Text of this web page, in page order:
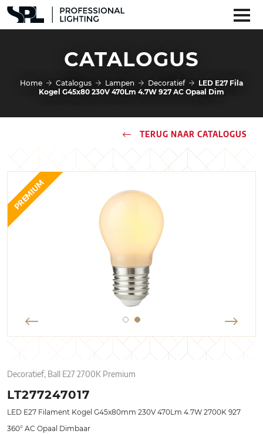
CATALOGUS
Home Catalogus Lampen Decoratief
LED E27 Fila
Kogel G45x80 230V 470Lm 4.7W 927 AC Opaal Dim
TERUG NAAR CATALOGUS
PREMIUM
Decoratief, Ball E27 2700K Premium
LT277247017
LED E27 Filament Kogel G45x80mm 230V 470Lm 4.7W 2700K 927
360° AC Opaal Dimbaar